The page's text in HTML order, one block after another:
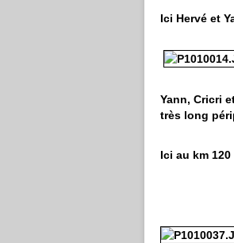
Ici Hervé et
Yann, Cricri
très long
Ici au km